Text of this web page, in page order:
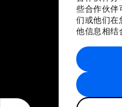
些合作伙伴
们或他们在
他信息相结